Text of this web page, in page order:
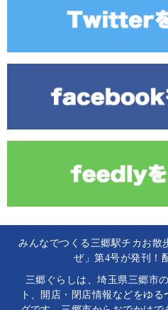
みんなでつくる三郷駅チカお散
ぜ」第4号が発刊！
三郷ぐらしは、埼玉県三郷市
ト、開店・閉店情報などをゆ